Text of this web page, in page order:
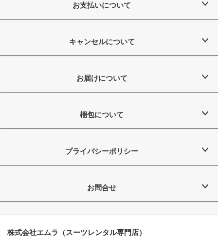
お支払いについて
キャンセルについて
お届けについて
梱包について
プライバシーポリシー
お問合せ
株式会社エムラ（スーツレンタル専門店）